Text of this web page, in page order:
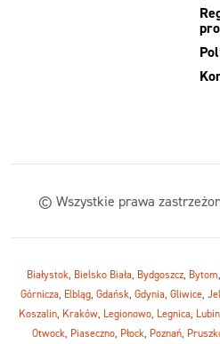
© Wszystkie prawa
Białystok, Bielsko Biała, Bydgoszcz, Bytom,
Górnicza, Elbląg, Gdańsk, Gdynia, Gliwice,
Koszalin, Kraków, Legionowo, Legnica, Lubin
Otwock, Piaseczno, Płock, Poznań,